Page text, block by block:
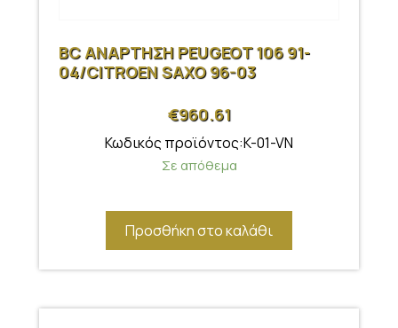
BC ΑΝΑΡΤΗΣΗ PEUGEOT 106 91-
04/CITROEN SAXO 96-03
€960.61
Κωδικός προϊόντος:K-01-VN
Σε απόθεμα
Προσθήκη στο καλάθι